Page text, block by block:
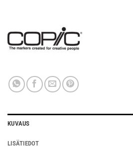
KUVAUS
LISÄTIEDOT